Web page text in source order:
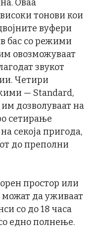
Оваа
тонови кои
вуфери
бас со режими
овозможуваат
звукот
Четири
— Standard,
дозволуваат на
сетирање
секоја пригода,
до преполни
простор или
можат да уживаат
со до 18 часа
едно полнење.